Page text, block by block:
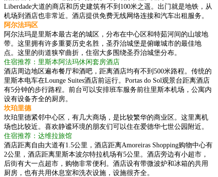
Liberdade大道的商店和历史建筑有不到100米之遥。出门就是地铁，从
机场到酒店也非常近。酒店提供免费无线网络连接和汽车出租服务。
阿尔法玛区
阿尔法玛是里斯本最古老的城区，分布在中心区和特茹河间的山坡地
带。这里拥有许多重要历史名胜，圣乔治城堡是俯瞰城市的最佳地
点。这里的街道狭窄曲折，住宿大多围绕圣乔治城堡分布。
住宿推荐：里斯本阿法玛休闲套房酒店
酒店周边地区遍布餐厅和酒吧，距离酒店均有不到500米路程。传统的
里斯本电车在Lounge Suites酒店前运行。Portas do Sol观景台距离酒店
有5分钟的步行路程。前台可以安排班车服务前往里斯本机场，公寓内
设有设备齐全的厨房。
坎珀里德
坎珀里德紧邻中心区，有几大商场，是比较繁华的商业区。这里离机
场也比较近。喜欢静谧环境的朋友们可以住在爱德华七世公园附近。
住宿推荐：达维拉旅馆
酒店距离自由大道有1.5公里，酒店距离Amoreiras Shopping购物中心有
2公里，酒店距离里斯本波尔特拉机场有5公里。酒店旁边有小超市，
后街有大一点超市，购物非常便利。酒店设有带微波炉和冰箱的共用
厨房，也有共用休息室和洗衣设施，设施很齐全。